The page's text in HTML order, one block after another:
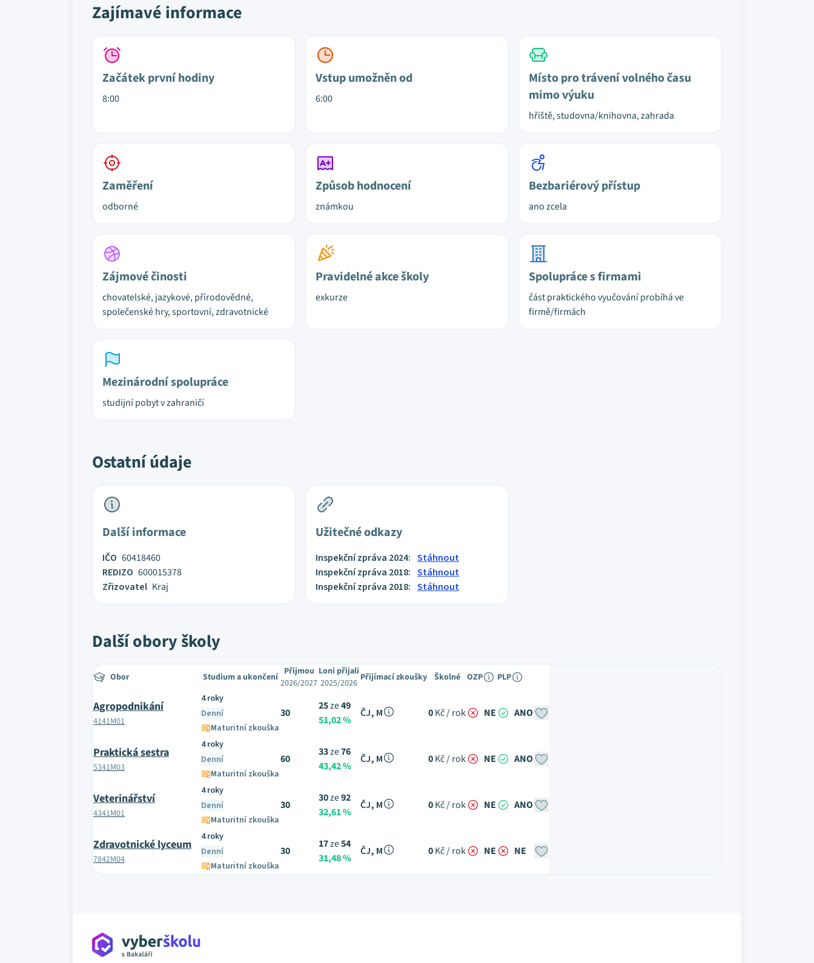
Zajímavé informace
Začátek první hodiny
8:00
Vstup umožněn od
6:00
Místo pro trávení volného času
mimo výuku
hřiště, studovna/knihovna, zahrada
Zaměření
odborné
Způsob hodnocení
známkou
Bezbariérový přístup
ano zcela
Zájmové činosti
chovatelské, jazykové, přírodovědné,
společenské hry, sportovní, zdravotnické
Pravidelné akce školy
exkurze
Spolupráce s firmami
část praktického vyučování probíhá ve
firmě/firmách
Mezinárodní spolupráce
studijní pobyt v zahraničí
Ostatní údaje
Další informace
IČO 60418460
REDIZO 600015378
Zřizovatel Kraj
Užitečné odkazy
Inspekční zpráva 2024: Stáhnout
Inspekční zpráva 2018: Stáhnout
Inspekční zpráva 2018: Stáhnout
Další obory školy
Obor Studium a ukončení Přijmou
2026/2027
Loni přijali
2025/2026 Přijímací zkoušky Školné OZP PLP
Agropodnikání
4141M01
4 roky
Denní
Maturitní zkouška
30
25ze49
51,02 %
ČJ, M 0Kč / rok NE ANO
Praktická sestra
5341M03
4 roky
Denní
Maturitní zkouška
60
33ze76
43,42 %
ČJ, M 0Kč / rok NE ANO
Veterinářství
4341M01
4 roky
Denní
Maturitní zkouška
30
30ze92
32,61 %
ČJ, M 0Kč / rok NE ANO
Zdravotnické lyceum
7842M04
4 roky
Denní
Maturitní zkouška
30
17ze54
31,48 %
ČJ, M 0Kč / rok NE NE